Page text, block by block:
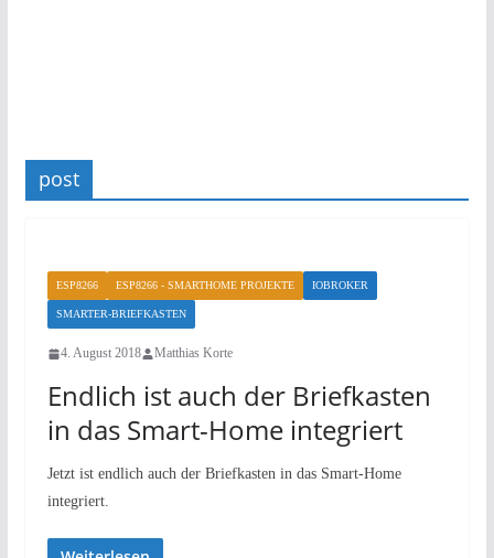
post
ESP8266 ESP8266 - SMARTHOME PROJEKTE IOBROKER
SMARTER-BRIEFKASTEN
4. August 2018 Matthias Korte
Endlich ist auch der Briefkasten
in das Smart-Home integriert
Jetzt ist endlich auch der Briefkasten in das Smart-Home
integriert.